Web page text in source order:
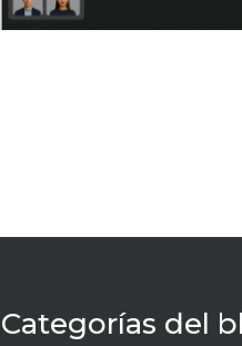
Categorías del